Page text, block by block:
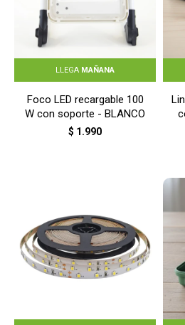
LLEGA MAÑANA
Foco LED recargable 100
W con soporte - BLANCO
$ 1.990